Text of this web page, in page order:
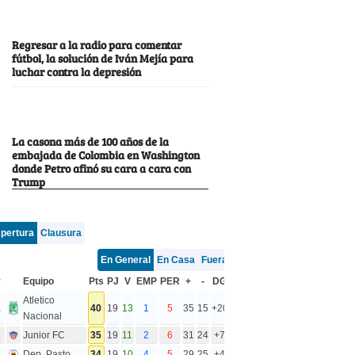
Regresar a la radio para comentar
fútbol, la solución de Iván Mejía para
luchar contra la depresión
La casona más de 100 años de la
embajada de Colombia en Washington
donde Petro afinó su cara a cara con
Trump
Clausura
En General En Casa
Fuera
Equipo Pts PJ V EMP PER + - DG
Atletico
Nacional
40 19 13 1 5 35 15 +20
Junior FC 35 19 11 2 6 31 24 +7